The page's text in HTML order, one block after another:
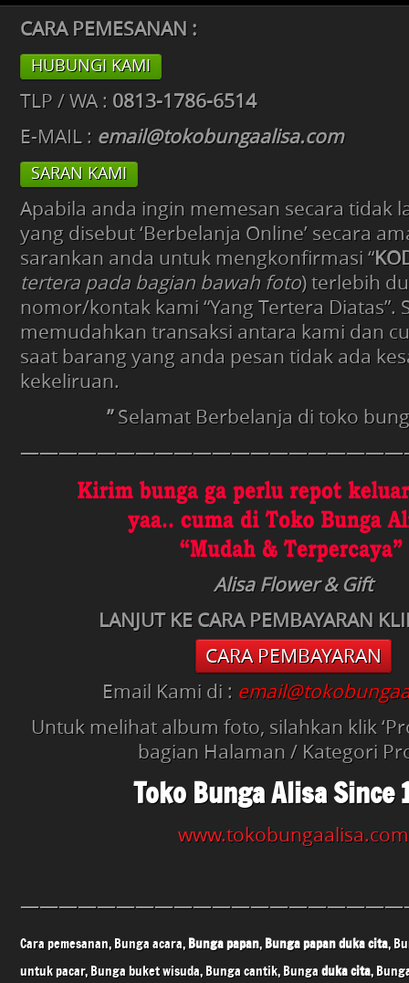
CARA PEMESANAN :
HUBUNGI KAMI
TLP / WA : 0813-1786-6514
E-MAIL : email@tokobungaalisa.com
SARAN KAMI
Apabila anda ingin memesan secara tidak
yang disebut ‘Berbelanja Online’ secara
sarankan anda untuk mengkonfirmasi “
tertera pada bagian bawah foto) terlebih
nomor/kontak kami “Yang Tertera Diatas”.
memudahkan transaksi antara kami dan
saat barang yang anda pesan tidak ada
kekeliruan.
”Selamat Berbelanja di toko
Alisa Flower & Gift
LANJUT KE CARA PEMBAYARAN
CARA PEMBAYARAN
Email Kami di :
Untuk melihat album foto, silahkan klik
bagian Halaman / Kategori
Toko Bunga Alisa Since
www.tokobungaalisa.com
Cara pemesanan, Bunga acara, Bunga papan, Bunga papanduka cita,
untuk pacar, Bunga buket wisuda, Bunga cantik, Bungaduka cita,